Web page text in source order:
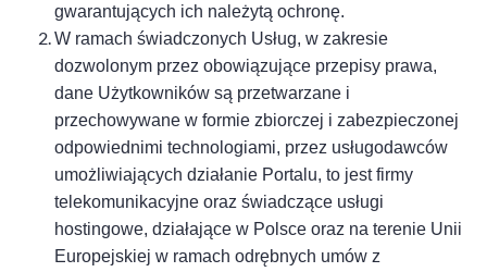
gwarantujących ich należytą ochronę.
W ramach świadczonych Usług, w zakresie
dozwolonym przez obowiązujące przepisy prawa,
dane Użytkowników są przetwarzane i
przechowywane w formie zbiorczej i zabezpieczonej
odpowiednimi technologiami, przez usługodawców
umożliwiających działanie Portalu, to jest firmy
telekomunikacyjne oraz świadczące usługi
hostingowe, działające w Polsce oraz na terenie Unii
Europejskiej w ramach odrębnych umów z